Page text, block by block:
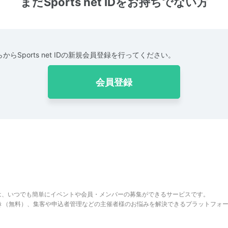
からSports net IDの新規会員登録を行ってください。
会員登録
いつでも簡単にイベントや会員・メンバーの募集ができるサービスです。
無料）、集客や申込者管理などの主催者様のお悩みを解決できるプラットフォー